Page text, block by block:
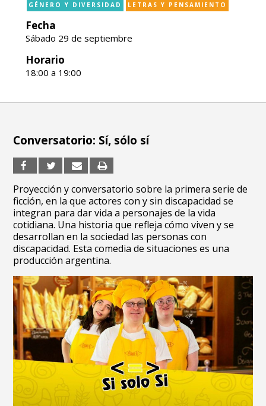
GÉNERO Y DIVERSIDAD LETRAS Y PENSAMIENTO
Fecha
Sábado 29 de septiembre
Horario
18:00 a 19:00
Conversatorio: Sí, sólo sí
Proyección y conversatorio sobre la primera serie de
ficción, en la que actores con y sin discapacidad se
integran para dar vida a personajes de la vida
cotidiana. Una historia que refleja cómo viven y se
desarrollan en la sociedad las personas con
discapacidad. Esta comedia de situaciones es una
producción argentina.